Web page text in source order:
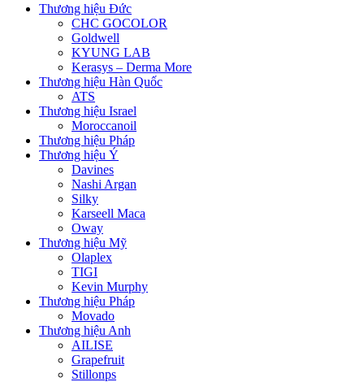
Thương hiệu Đức
CHC GOCOLOR
Goldwell
KYUNG LAB
Kerasys – Derma More
Thương hiệu Hàn Quốc
ATS
Thương hiệu Israel
Moroccanoil
Thương hiệu Pháp
Thương hiệu Ý
Davines
Nashi Argan
Silky
Karseell Maca
Oway
Thương hiệu Mỹ
Olaplex
TIGI
Kevin Murphy
Thương hiệu Pháp
Movado
Thương hiệu Anh
AILISE
Grapefruit
Stillonps